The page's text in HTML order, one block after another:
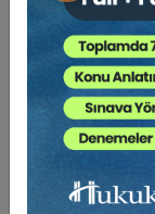
Kira
6000 TL